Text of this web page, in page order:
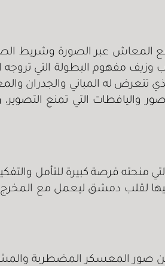
عبر الصورة وشريط
مفهوم البطولة التي تروجه
تتعرض له المباني والجدران
واليافطات التي تمنع
منحته فرصة كبيرة للتأمل
فيها لقلب دمشق ليعمل مع
المعسكر المضطربة